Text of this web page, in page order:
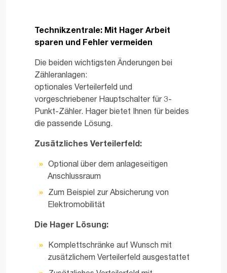
Technikzentrale: Mit Hager Arbeit
sparen und Fehler vermeiden
Die beiden wichtigsten Änderungen bei
Zähleranlagen:
optionales Verteilerfeld und
vorgeschriebener Hauptschalter für 3-
Punkt-Zähler. Hager bietet Ihnen für beides
die passende Lösung.
Zusätzliches Verteilerfeld:
Optional über dem anlageseitigen
Anschlussraum
Zum Beispiel zur Absicherung von
Elektromobilität
Die Hager Lösung:
Komplettschränke auf Wunsch mit
zusätzlichem Verteilerfeld ausgestattet